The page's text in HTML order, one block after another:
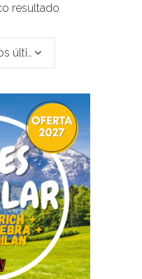
resultado
Ordenar por los últimos